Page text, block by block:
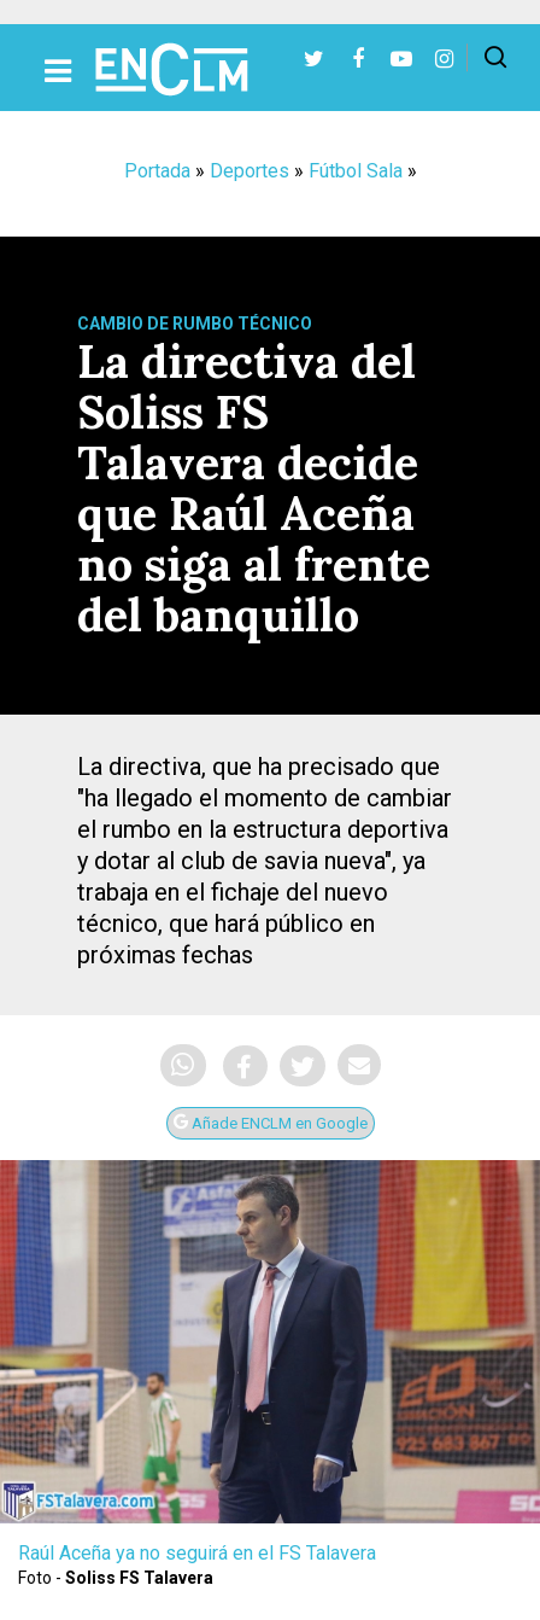
Portada» Deportes » Fútbol Sala»
CAMBIO DE RUMBO TÉCNICO
La directiva del
Soliss FS
Talavera decide
que Raúl Aceña
no siga al frente
del banquillo
La directiva, que ha precisado que
"ha llegado el momento de cambiar
el rumbo en la estructura deportiva
y dotar al club de savia nueva", ya
trabaja en el fichaje del nuevo
técnico, que hará público en
próximas fechas
Añade ENCLM en Google
Raúl Aceña ya no seguirá en el FS Talavera
Foto - Soliss FS Talavera